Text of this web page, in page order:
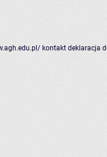
kontakt deklaracja